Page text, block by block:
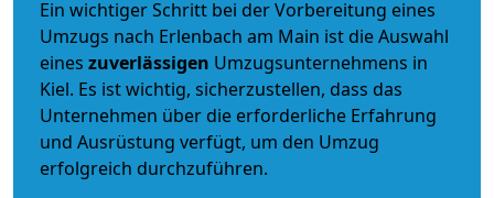
Ein wichtiger Schritt bei der Vorbereitung eines
Umzugs nach Erlenbach am Main ist die Auswahl
eines zuverlässigen Umzugsunternehmens in
Kiel. Es ist wichtig, sicherzustellen, dass das
Unternehmen über die erforderliche Erfahrung
und Ausrüstung verfügt, um den Umzug
erfolgreich durchzuführen.